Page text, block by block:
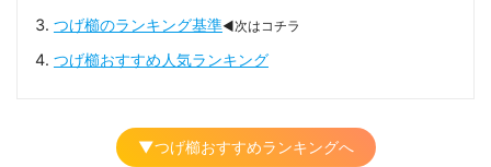
つげ櫛のランキング基準◀次はコチラ
つげ櫛おすすめ人気ランキング
▼つげ櫛おすすめランキングへ